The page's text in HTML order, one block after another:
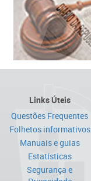
Links Úteis
Questões Frequentes
Folhetos informativos
Manuais e guias
Estatísticas
Segurança e